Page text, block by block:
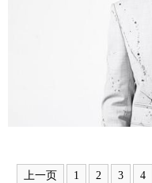
上一页 1 2 3 4